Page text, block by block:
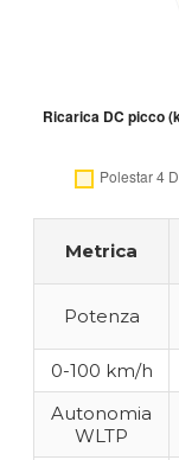
Metrica
Potenza
0-100 km/h
Autonomia
WLTP